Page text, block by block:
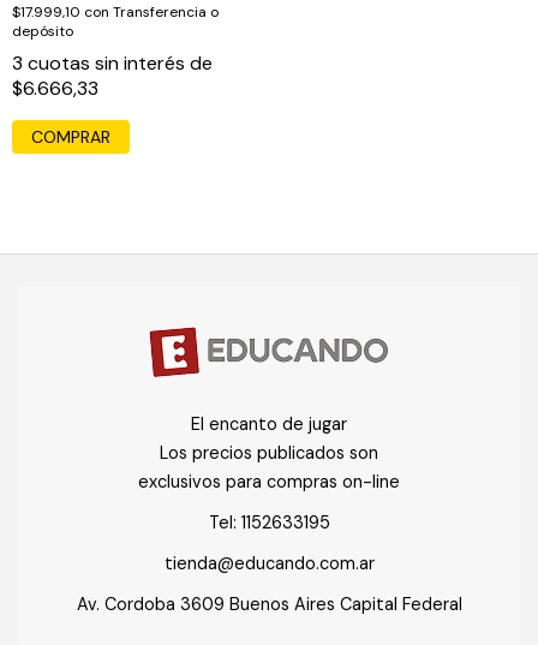
$17.999,10 con Transferencia o
depósito
3 cuotas sin interés de
$6.666,33
COMPRAR
El encanto de jugar
Los precios publicados son
exclusivos para compras on-line
Tel: 1152633195
tienda@educando.com.ar
Av. Cordoba 3609 Buenos Aires Capital Federal